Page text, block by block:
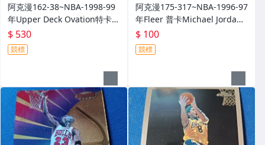
阿克漫162-38~NBA-1998-99
年Upper Deck Ovation特卡
Michael Jordan
$ 530
競標
阿克漫175-317~NBA-1996-97
年Fleer 普卡Michael Jordan
只有一張
$ 100
競標